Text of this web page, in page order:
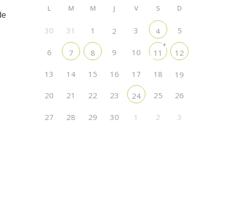
L M M J V S D
30 31 1 2 3 4 5
6 7 8 9 10 11
+
12
13 14 15 16 17 18 19
20 21 22 23 24 25 26
27 28 29 30 1 2 3